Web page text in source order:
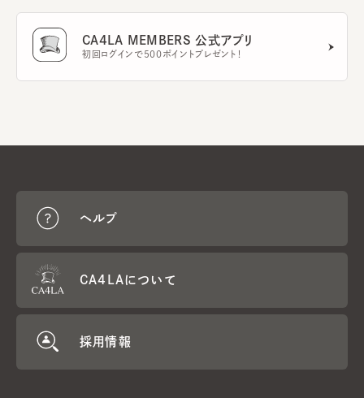
CA4LA MEMBERS 公式アプリ
初回ログインで500ポイントプレゼント！
ヘルプ
CA4LAについて
採用情報